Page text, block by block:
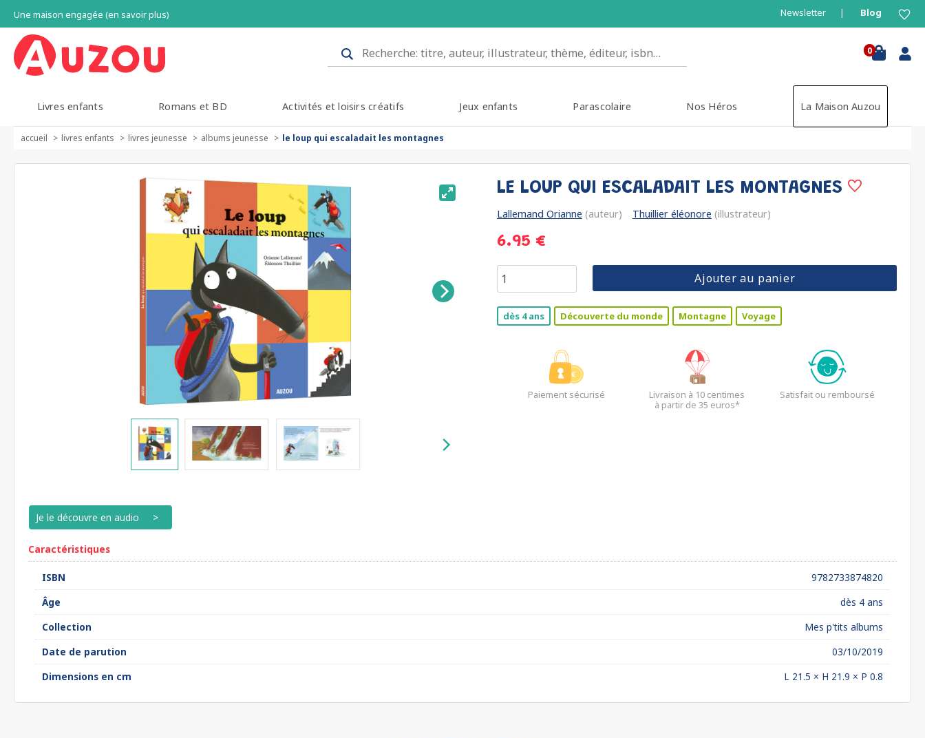
Une maison engagée (en savoir plus) Newsletter Blog
0
Livres enfants Romans et BD Activités et loisirs créatifs Jeux enfants Parascolaire Nos Héros La Maison Auzou
accueil livres enfants livres jeunesse albums jeunesse le loup qui escaladait les montagnes
LE LOUP QUI ESCALADAIT LES MONTAGNES
Lallemand Orianne (auteur) Thuillier éléonore (illustrateur)
6.95 €
Ajouter au panier
dès 4 ans Découverte du monde Montagne Voyage
Paiement sécurisé
Livraison à 10 centimes
à partir de 35 euros*
Satisfait ou remboursé
Je le découvre en audio
Caractéristiques
ISBN
9782733874820
Âge
dès 4 ans
Collection
Mes p'tits albums
Date de parution
03/10/2019
Dimensions en cm
L 21.5 × H 21.9 × P 0.8